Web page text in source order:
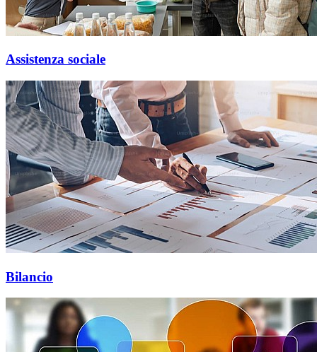
Assistenza sociale
Bilancio